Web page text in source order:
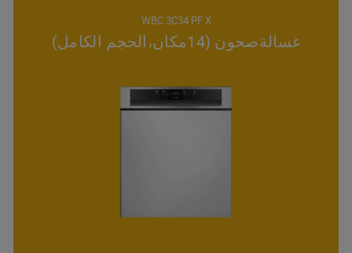
WBC 3C34 PF X
غسالةصحون (14مكان،الحجم الكامل)